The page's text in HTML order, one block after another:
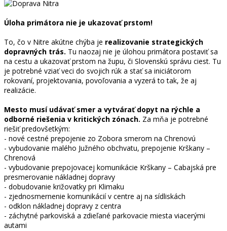
Úloha primátora nie je ukazovať prstom!
To, čo v Nitre akútne chýba je realizovanie strategických
dopravných trás. Tu naozaj nie je úlohou primátora postaviť sa
na cestu a ukazovať prstom na župu, či Slovenskú správu ciest. Tu
je potrebné vziať veci do svojich rúk a stať sa iniciátorom
rokovaní, projektovania, povoľovania a vyzerá to tak, že aj
realizácie.
Mesto musí udávať smer a vytvárať dopyt na rýchle a
odborné riešenia v kritických zónach. Za mňa je potrebné
riešiť predovšetkým:
- nové cestné prepojenie zo Zobora smerom na Chrenovú
- vybudovanie malého Južného obchvatu, prepojenie Krškany –
Chrenová
- vybudovanie prepojovacej komunikácie Krškany – Cabajská pre
presmerovanie nákladnej dopravy
- dobudovanie križovatky pri Klimaku
- zjednosmernenie komunikácií v centre aj na sídliskách
- odklon nákladnej dopravy z centra
- záchytné parkoviská a zdieľané parkovacie miesta viacerými
autami